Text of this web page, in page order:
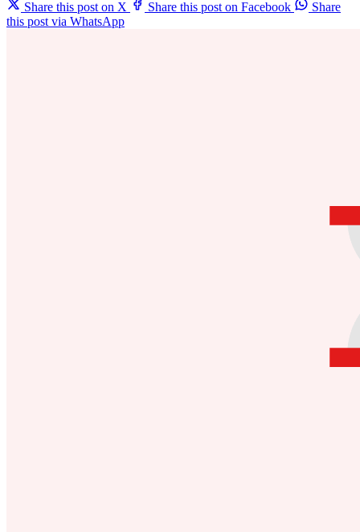
Share this post on X
Share this post on Facebook
Share
this post via WhatsApp